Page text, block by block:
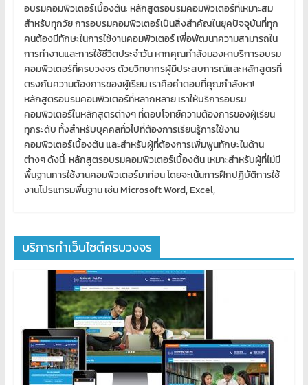
อบรมคอมพิวเตอร์เบื้องต้น: หลักสูตรอบรมคอมพิวเตอร์ที่เหมาะสม
สำหรับทุกวัย การอบรมคอมพิวเตอร์เป็นสิ่งสำคัญในยุคปัจจุบันที่ทุก
คนต้องมีทักษะในการใช้งานคอมพิวเตอร์ เพื่อพัฒนาความสามารถใน
การทำงานและการใช้ชีวิตประจำวัน หากคุณกำลังมองหาบริการอบรม
คอมพิวเตอร์ที่ครบวงจร ด้วยวิทยากรผู้มีประสบการณ์และหลักสูตรที่
ตรงกับความต้องการของผู้เรียน เราคือคำตอบที่คุณกำลังหา!
หลักสูตรอบรมคอมพิวเตอร์ที่หลากหลาย เราให้บริการอบรม
คอมพิวเตอร์ในหลักสูตรต่างๆ ที่ตอบโจทย์ความต้องการของผู้เรียน
ทุกระดับ ทั้งสำหรับบุคคลทั่วไปที่ต้องการเรียนรู้การใช้งาน
คอมพิวเตอร์เบื้องต้น และสำหรับผู้ที่ต้องการเพิ่มพูนทักษะในด้าน
ต่างๆ ดังนี้: หลักสูตรอบรมคอมพิวเตอร์เบื้องต้น เหมาะสำหรับผู้ที่ไม่มี
พื้นฐานการใช้งานคอมพิวเตอร์มาก่อน โดยจะเน้นการฝึกปฏิบัติการใช้
งานโปรแกรมพื้นฐาน เช่น Microsoft Word, Excel,
บริการทำเว็บไซต์ครบวงจร